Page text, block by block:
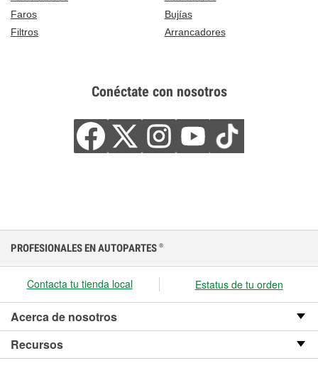
Faros
Bujías
Filtros
Arrancadores
Conéctate con nosotros
PROFESIONALES EN AUTOPARTES ®
Contacta tu tienda local Estatus de tu orden
Acerca de nosotros
Recursos